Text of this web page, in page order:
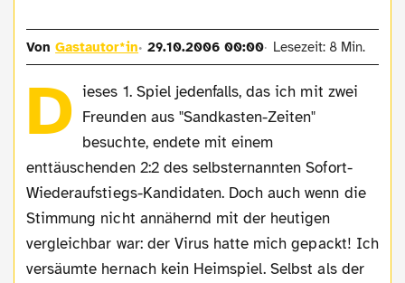
VonGastautor*in 29.10.2006 00:00 Lesezeit: 8 Min.
D ieses 1. Spiel jedenfalls, das ich mit zwei
Freunden aus "Sandkasten-Zeiten"
besuchte, endete mit einem
enttäuschenden 2:2 des selbsternannten Sofort-
Wiederaufstiegs-Kandidaten. Doch auch wenn die
Stimmung nicht annähernd mit der heutigen
vergleichbar war: der Virus hatte mich gepackt! Ich
versäumte hernach kein Heimspiel. Selbst als der